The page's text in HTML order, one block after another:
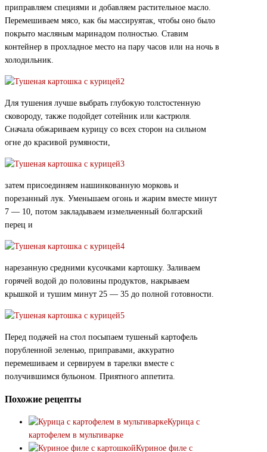
приправляем специями и добавляем растительное масло.
Перемешиваем мясо, как бы массируятак, чтобы оно было
покрыто масляным маринадом полностью. Ставим
контейнер в прохладное место на пару часов или на ночь в
холодильник.
Для тушения лучше выбрать глубокую толстостенную
сковороду, также подойдет сотейник или кастрюля.
Сначала обжариваем курицу со всех сторон на сильном
огне до красивой румяности,
затем присоединяем нашинкованную морковь и
порезанный лук. Уменьшаем огонь и жарим вместе минут
7 — 10, потом закладываем измельченный болгарский
перец и
нарезанную средними кусочками картошку. Заливаем
горячей водой до половины продуктов, накрываем
крышкой и тушим минут 25 — 35 до полной готовности.
Перед подачей на стол посыпаем тушеный картофель
порубленной зеленью, приправами, аккуратно
перемешиваем и сервируем в тарелки вместе с
получившимся бульоном. Приятного аппетита.
Похожие рецепты
Курица с
картофелем в мультиварке
Куриное филе с